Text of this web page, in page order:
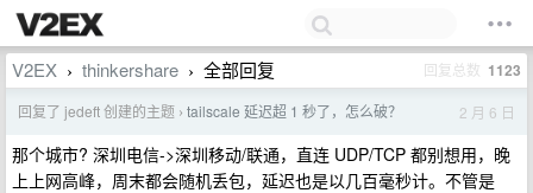
V2EX › thinkershare › 全部回复 回复总数 1123
回复了 jedeft 创建的主题 › tailscale 延迟超 1 秒了，怎么破？ 2 月 6 日
那个城市? 深圳电信->深圳移动/联通，直连 UDP/TCP 都别想用，晚
上上网高峰，周末都会随机丢包，延迟也是以几百毫秒计。不管是